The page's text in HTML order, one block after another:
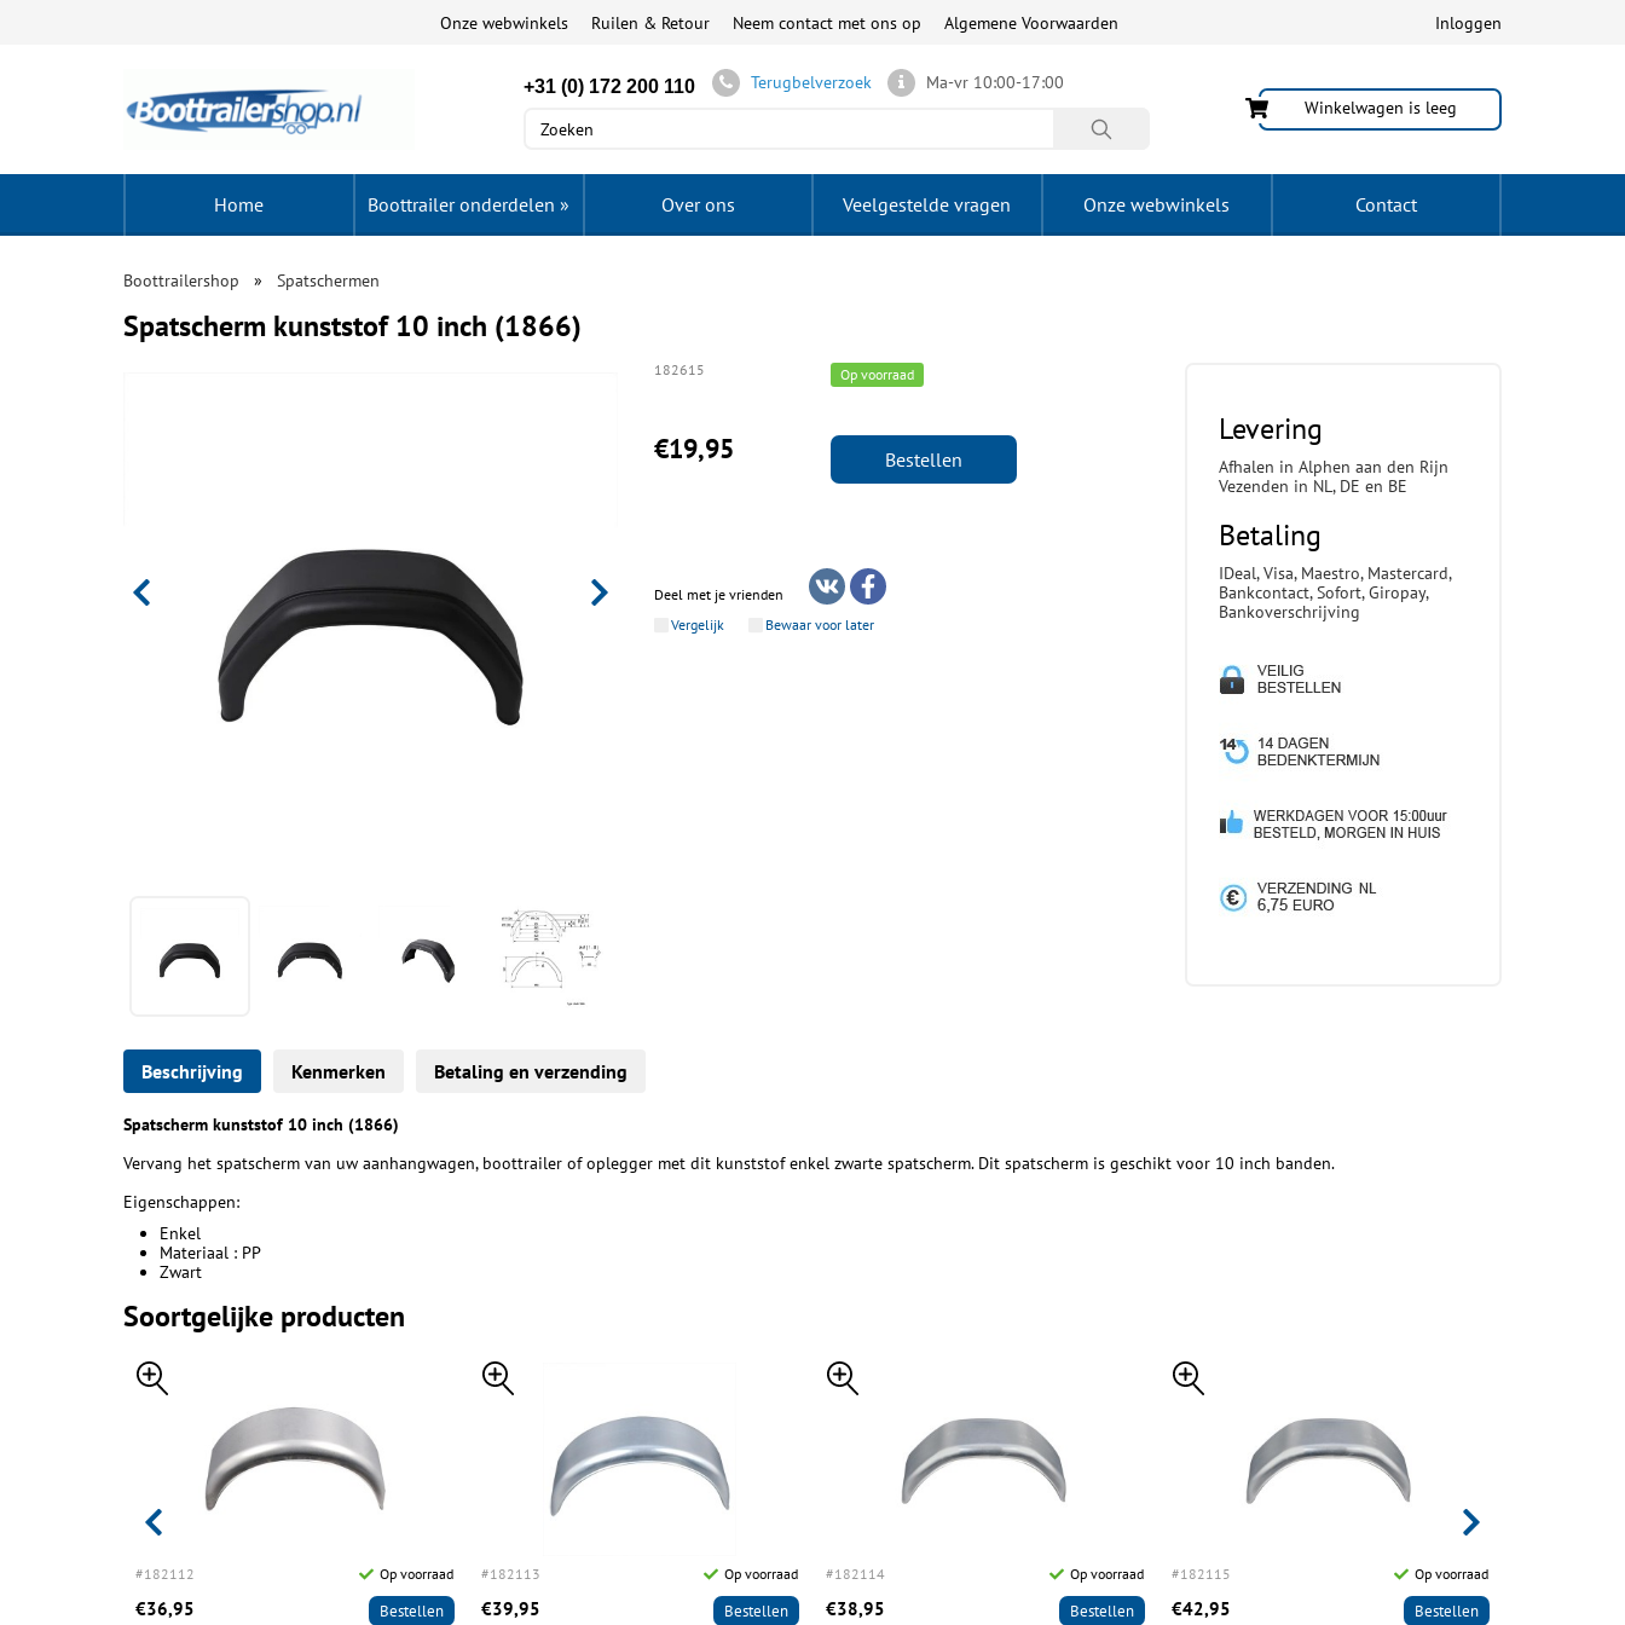
Inloggen
Onze webwinkels Ruilen & Retour Neem contact met ons op Algemene Voorwaarden
+31 (0) 172 200 110 Terugbelverzoek
Ma-vr 10:00-17:00
Winkelwagen is leeg
Home Boottrailer onderdelen » Over ons Veelgestelde vragen Onze webwinkels Contact
Boottrailershop Spatschermen
Spatscherm kunststof 10 inch (1866)
182615 Op voorraad
€19,95 Bestellen
Deel met je vrienden
Vergelijk
Bewaar voor later
Levering
Afhalen in Alphen aan den Rijn
Vezenden in NL, DE en BE
Betaling
IDeal, Visa, Maestro, Mastercard,
Bankcontact, Sofort, Giropay,
Bankoverschrijving
Beschrijving Kenmerken Betaling en verzending
Spatscherm kunststof 10 inch (1866)
Vervang het spatscherm van uw aanhangwagen, boottrailer of oplegger met dit kunststof enkel zwarte spatscherm. Dit spatscherm is geschikt voor 10 inch banden.
Eigenschappen:
Enkel
Materiaal : PP
Zwart
Soortgelijke producten
#182112 Op voorraad
€36,95 Bestellen
#182113 Op voorraad
€39,95 Bestellen
#182114 Op voorraad
€38,95 Bestellen
#182115 Op voorraad
€42,95 Bestellen